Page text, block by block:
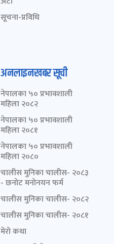
सूचना-प्रविधि
अनलाइनखबर सूची
नेपालका ५० प्रभावशाली
महिला २०८२
नेपालका ५० प्रभावशाली
महिला २०८१
नेपालका ५० प्रभावशाली
महिला २०८०
चालीस मुनिका चालीस- २०८३
- छनोट मनोनयन फर्म
चालीस मुनिका चालीस- २०८२
चालीस मुनिका चालीस- २०८१
मेरो कथा